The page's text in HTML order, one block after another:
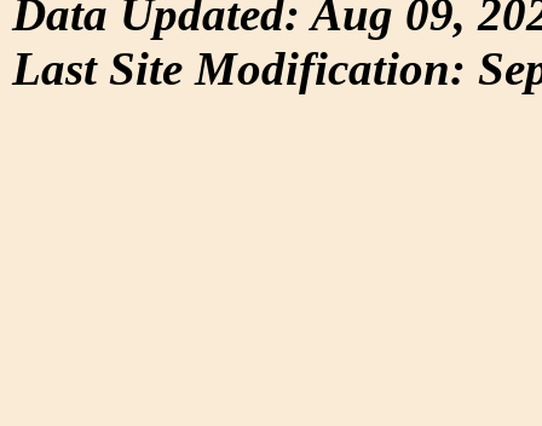
Data Updated: Aug 09,
Last Site Modification: